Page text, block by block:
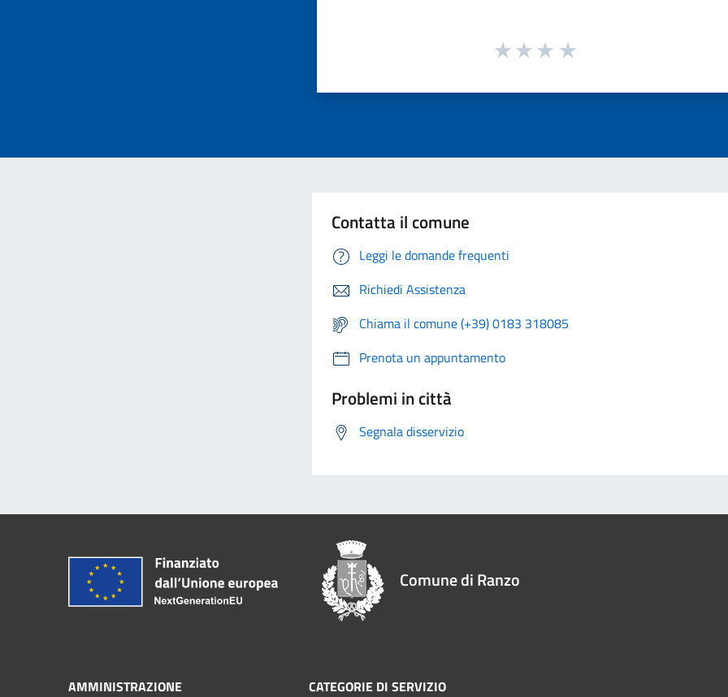
Contatta il comune
Leggi le domande frequenti
Richiedi Assistenza
Chiama il comune (+39) 0183 318085
Prenota un appuntamento
Problemi in città
Segnala disservizio
Comune di Ranzo
AMMINISTRAZIONE CATEGORIE DI SERVIZIO